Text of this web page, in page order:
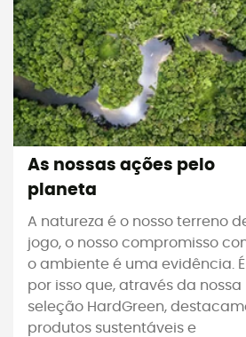
As nossas ações pelo
planeta
A natureza é o nosso terreno
jogo, o nosso compromisso
o ambiente é uma evidência. É
por isso que, através da nossa
seleção HardGreen,
produtos sustentáveis e